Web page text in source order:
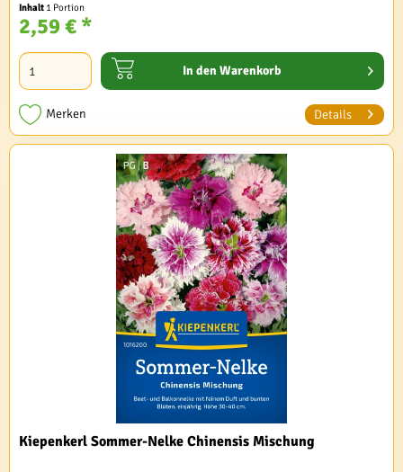
Inhalt 1 Portion
2,59 € *
In den Warenkorb
Merken Details
Kiepenkerl Sommer-Nelke Chinensis Mischung